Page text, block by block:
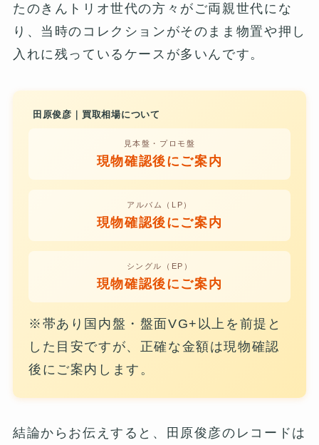
たのきんトリオ世代の方々がご両親世代にな
り、当時のコレクションがそのまま物置や押し
入れに残っているケースが多いんです。
田原俊彦｜買取相場について
見本盤・プロモ盤
現物確認後にご案内
アルバム（LP）
現物確認後にご案内
シングル（EP）
現物確認後にご案内
※帯あり国内盤・盤面VG+以上を前提と
した目安ですが、正確な金額は現物確認
後にご案内します。
結論からお伝えすると、田原俊彦のレコードは